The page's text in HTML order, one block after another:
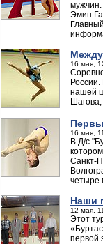
мужчин.
Эмин
16 мая,
нашей
16 мая,
В Д/с
Санкт-
четыре
Наши
12 мая,
Этот
первой